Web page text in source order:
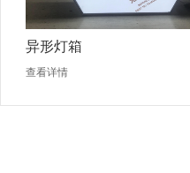
异形灯箱
查看详情